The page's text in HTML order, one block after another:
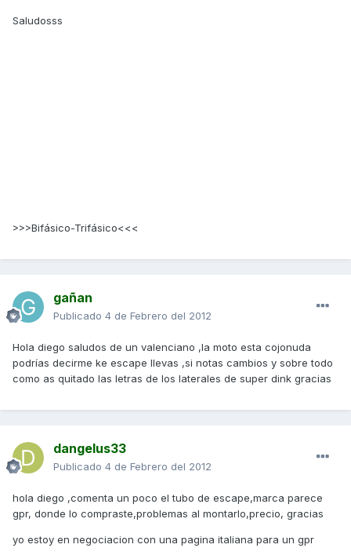
Saludosss
>>>Bifásico-Trifásico<<<
gañan
Publicado 4 de Febrero del 2012
Hola diego saludos de un valenciano ,la moto esta cojonuda
podrías decirme ke escape llevas ,si notas cambios y sobre todo
como as quitado las letras de los laterales de super dink gracias
dangelus33
Publicado 4 de Febrero del 2012
hola diego ,comenta un poco el tubo de escape,marca parece
gpr, donde lo compraste,problemas al montarlo,precio, gracias
yo estoy en negociacion con una pagina italiana para un gpr